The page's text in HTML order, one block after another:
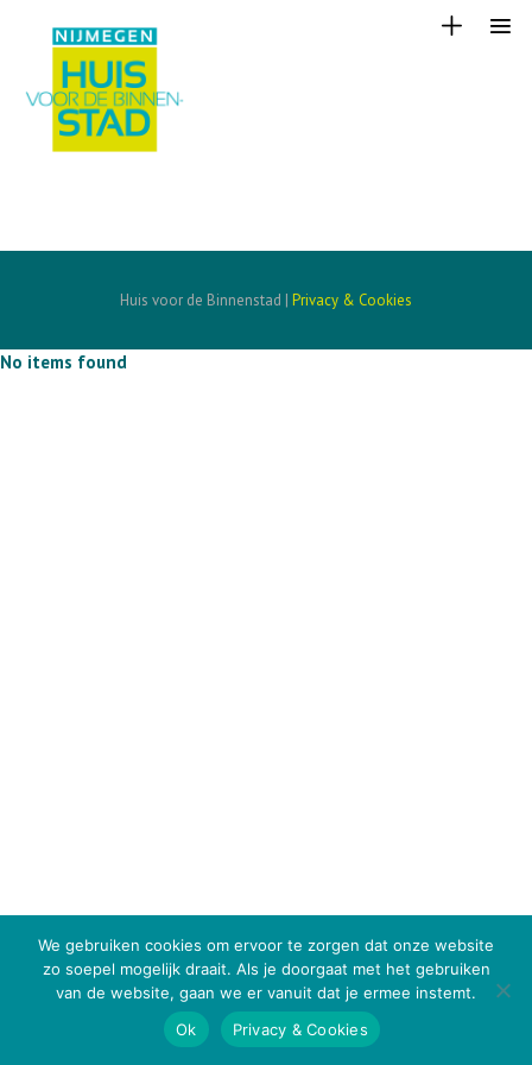
Huis voor de Binnenstad | Privacy & Cookies
No items found
We gebruiken cookies om ervoor te zorgen dat onze website
zo soepel mogelijk draait. Als je doorgaat met het gebruiken
van de website, gaan we er vanuit dat je ermee instemt.
Ok
Privacy & Cookies